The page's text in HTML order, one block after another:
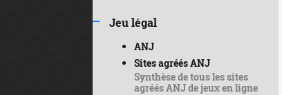
Jeu légal
ANJ
Sites agréés ANJ
Synthèse de tous les sites
agréés ANJ de jeux en ligne